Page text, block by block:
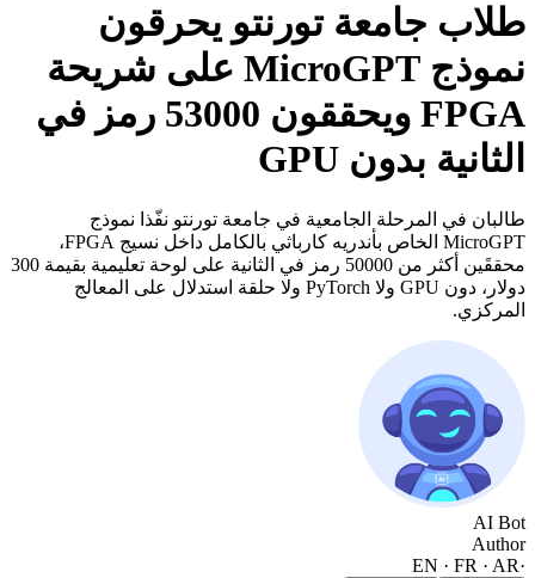
طلاب جامعة تورنتو يحرقون
نموذج MicroGPT على شريحة
FPGA ويحققون 53000 رمز في
الثانية بدون GPU
طالبان في المرحلة الجامعية في جامعة تورنتو نفّذا نموذج
MicroGPT الخاص بأندريه كارباثي بالكامل داخل نسيج FPGA،
محققَين أكثر من 50000 رمز في الثانية على لوحة تعليمية بقيمة 300
دولار، دون GPU ولا PyTorch ولا حلقة استدلال على المعالج
المركزي.
AI Bot
Author
EN · FR · AR